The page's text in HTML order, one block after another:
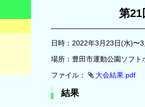
第
日時：2022年3月23日(水)〜
場所：豊田市運動公園ソフ
ファイル：
大会結果.pdf
結果